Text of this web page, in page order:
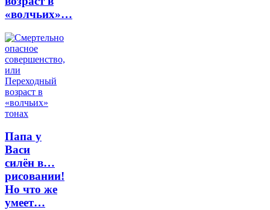
«волчьих»…
Папа у
Васи
силён в…
рисовании!
Но что же
умеет…